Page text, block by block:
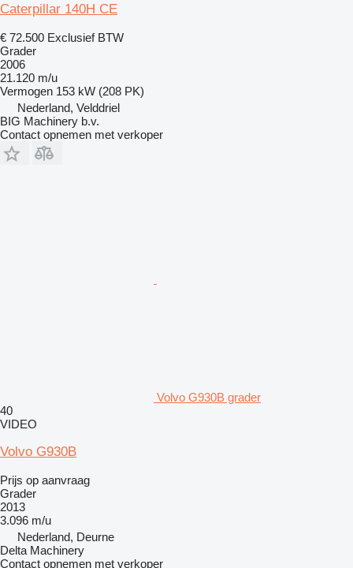
Caterpillar 140H CE
€ 72.500 Exclusief BTW
Grader
2006
21.120 m/u
Vermogen 153 kW (208 PK)
Nederland, Velddriel
BIG Machinery b.v.
Contact opnemen met verkoper
Volvo G930B grader
40
VIDEO
Volvo G930B
Prijs op aanvraag
Grader
2013
3.096 m/u
Nederland, Deurne
Delta Machinery
Contact opnemen met verkoper